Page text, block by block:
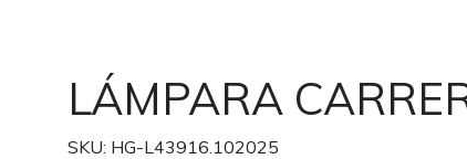
LÁMPARA
SKU: HG-L43916.102025